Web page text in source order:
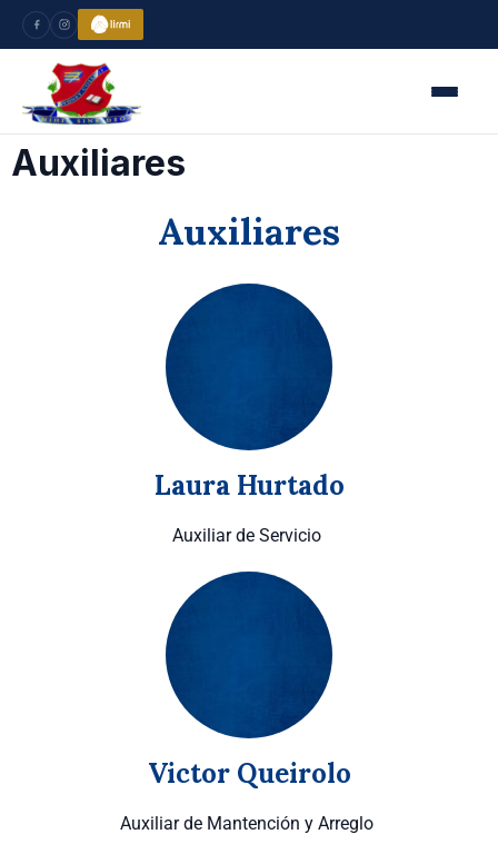
Auxiliares
Auxiliares
Laura Hurtado
Auxiliar de Servicio
Victor Queirolo
Auxiliar de Mantención y Arreglo